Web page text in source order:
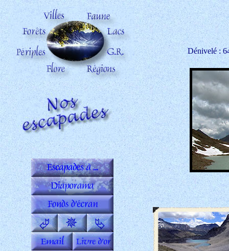
Dénivelé :